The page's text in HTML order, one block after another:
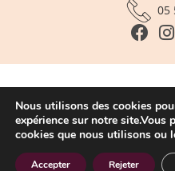
05
L'abus d'alcool est
avec
© Sas Millésimes et Dussert-
Mentions légales|Plan
Nous utilisons des cookies
expérience sur notre site.Vous
cookies que nous utilisons ou
Accepter Rejeter